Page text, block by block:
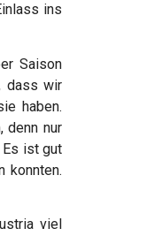
ins
Saison
dass wir
haben.
denn nur
ist gut
konnten.
viel